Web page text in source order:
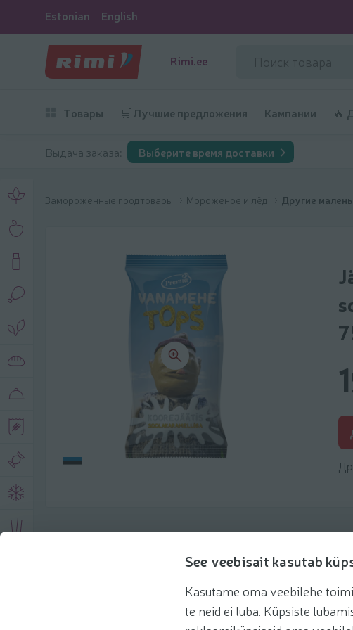
See veebisait kasutab
Kasutame oma veebilehe
te neid ei luba. Küpsiste
Estonian English
Rimi.ee
Товары 🛒 Лучшие предложения Кампании 🔥
Выдача заказа: Выберите время доставки
Замороженные продтовары Мороженое и лёд Другие
1
Рекомендации